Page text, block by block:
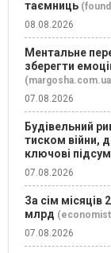
таємниць
08.08.2026
Ментальне
зберегти
07.08.2026
Будівельний
тиском війни,
ключові
07.08.2026
За сім місяців
млрд
07.08.2026